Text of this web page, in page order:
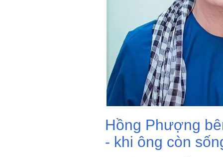
Hồng Phượng
- khi ông còn